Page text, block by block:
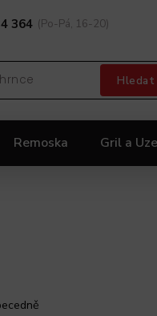
364 (Po-Pá, 16-20)
Hledat
Remoska Gril a